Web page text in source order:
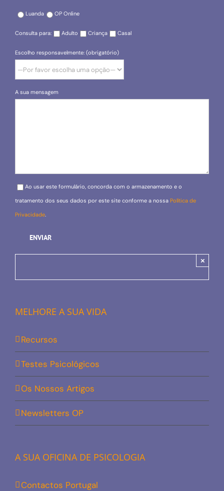
Luanda OP Online
Consulta para: Adulto Criança Casal
Escolho responsavelmente: (obrigatório)
A sua mensagem
Please leave this field empty.
Ao usar este formulário, concorda com o armazenamento e o
tratamento dos seus dados por este site conforme a nossa Política de
Privacidade.
×
MELHORE A SUA VIDA
Recursos
Testes Psicológicos
Os Nossos Artigos
Newsletters OP
A SUA OFICINA DE PSICOLOGIA
Contactos Portugal